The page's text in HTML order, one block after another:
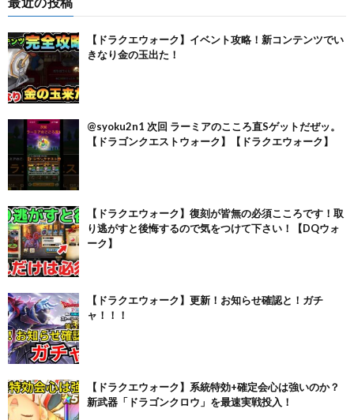
【ドラクエウォーク】イベント攻略！新コンテンツでい
きなり金の玉出た！
@syoku2n1 次回 ラーミアのこころ直Sゲットだぜッ。
【ドラゴンクエストウォーク】【ドラクエウォーク】
【ドラクエウォーク】復刻が皆無の必須こころです！取
り逃がすと後悔するので気をつけて下さい！【DQウォ
ーク】
【ドラクエウォーク】更新！お知らせ確認と！ガチ
ャ！！！
【ドラクエウォーク】系統特効+確定会心は強いのか？
新武器「ドラゴンクロウ」を最速実戦投入！